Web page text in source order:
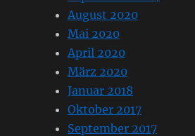
August 2020
Mai 2020
April 2020
März 2020
Januar 2018
Oktober 2017
September 2017